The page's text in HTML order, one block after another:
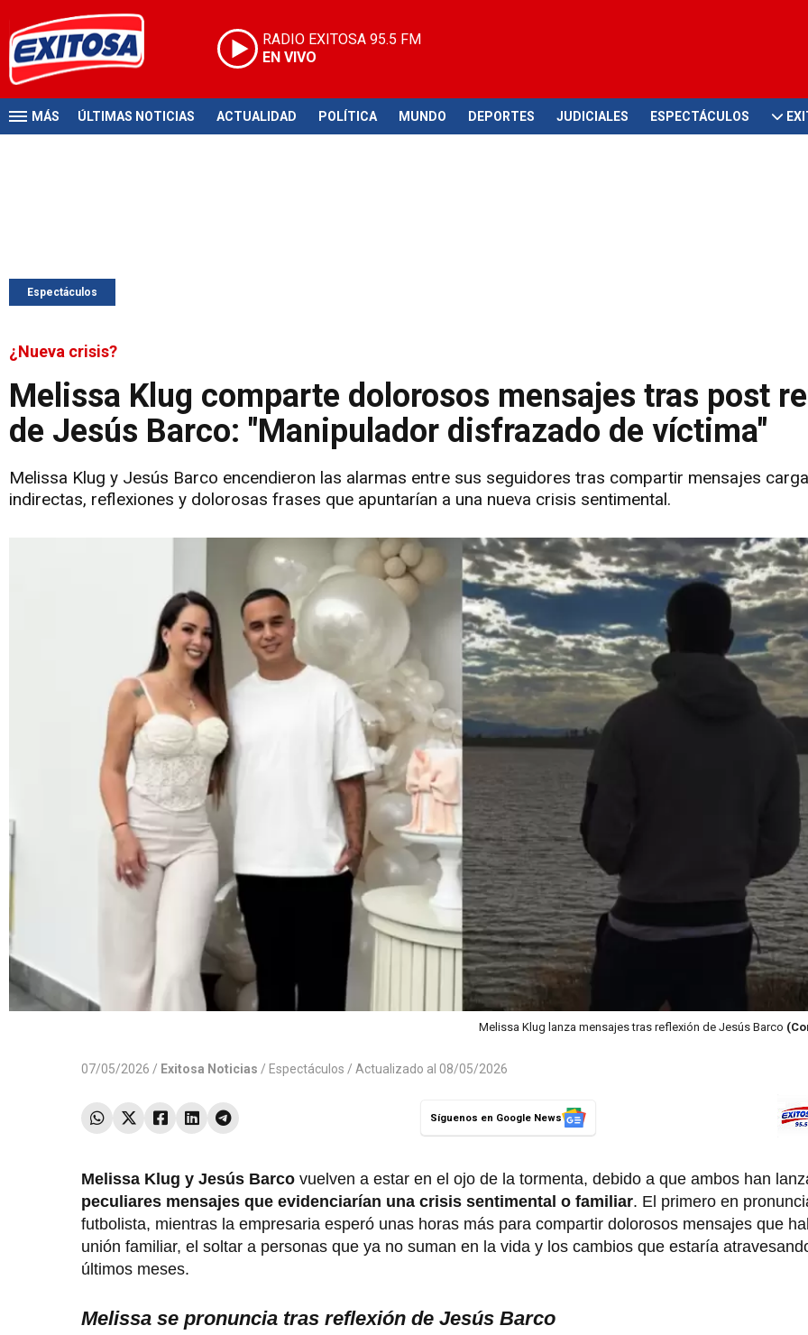
RADIO EXITOSA 95.5 FM
EN VIVO
MÁS ÚLTIMAS NOTICIAS ACTUALIDAD POLÍTICA MUNDO DEPORTES JUDICIALES ESPECTÁCULOS
Espectáculos
¿Nueva crisis?
Melissa Klug comparte dolorosos mensajes tras post
de Jesús Barco: "Manipulador disfrazado de víctima"
Melissa Klug y Jesús Barco encendieron las alarmas entre sus seguidores tras compartir mensajes
indirectas, reflexiones y dolorosas frases que apuntarían a una nueva crisis sentimental.
Melissa Klug lanza mensajes tras reflexión de Jesús Barco
07/05/2026 / Exitosa Noticias / Espectáculos / Actualizado al 08/05/2026
Síguenos en Google News
Melissa Klug y Jesús Barco vuelven a estar en el ojo de la tormenta, debido a que ambos han
peculiares mensajes que evidenciarían una crisis sentimental o familiar. El primero en
futbolista, mientras la empresaria esperó unas horas más para compartir dolorosos mensajes que
unión familiar, el soltar a personas que ya no suman en la vida y los cambios que estaría
últimos meses.
Melissa se pronuncia tras reflexión de Jesús Barco